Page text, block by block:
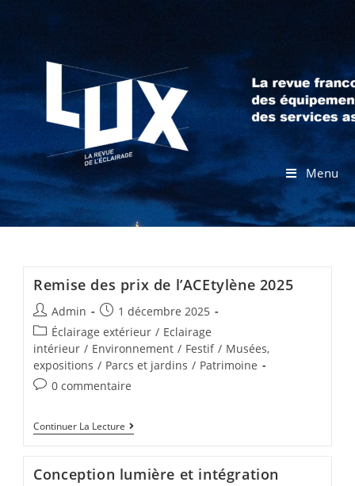
Menu
Remise des prix de l’ACEtylène 2025
Admin
1 décembre 2025
Éclairage extérieur / Eclairage
intérieur / Environnement / Festif / Musées,
expositions / Parcs et jardins / Patrimoine
0 commentaire
Continuer La Lecture
Conception lumière et intégration